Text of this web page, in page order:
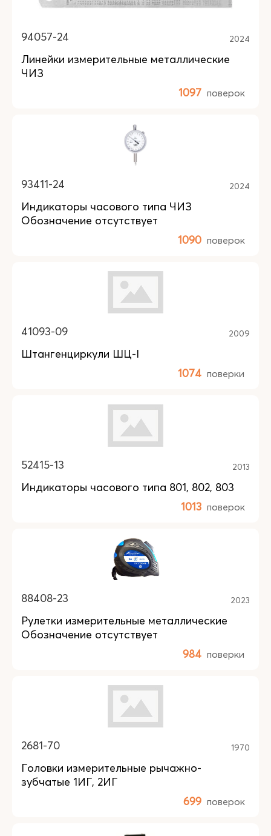
94057-24 2024
Линейки измерительные металлические
ЧИЗ
1097 поверок
93411-24 2024
Индикаторы часового типа ЧИЗ
Обозначение отсутствует
1090 поверок
41093-09 2009
Штангенциркули ШЦ-I
1074 поверки
52415-13 2013
Индикаторы часового типа 801, 802, 803
1013 поверок
88408-23 2023
Рулетки измерительные металлические
Обозначение отсутствует
984 поверки
2681-70 1970
Головки измерительные рычажно-
зубчатые 1ИГ, 2ИГ
699 поверок